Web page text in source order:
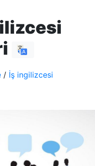
/ İş ingilizcesi